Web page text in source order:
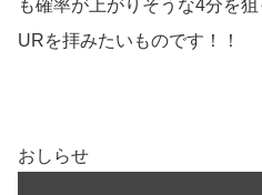
も確率が上がりそうな4分を
URを拝みたいものです！！
おしらせ